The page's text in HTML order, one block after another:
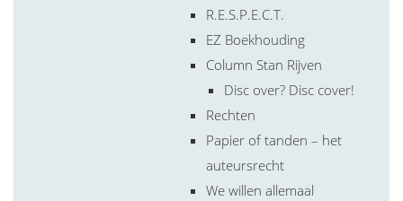
R.E.S.P.E.C.T.
EZ Boekhouding
Column Stan Rijven
Disc over? Disc cover!
Rechten
Papier of tanden – het
auteursrecht
We willen allemaal